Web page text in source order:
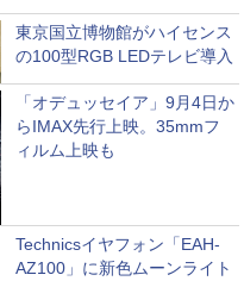
東京国立博物館がハイセンス
の100型RGB LEDテレビ導入
「オデュッセイア」9月4日か
らIMAX先行上映。35mmフ
ィルム上映も
Technicsイヤフォン「EAH-
AZ100」に新色ムーンライト